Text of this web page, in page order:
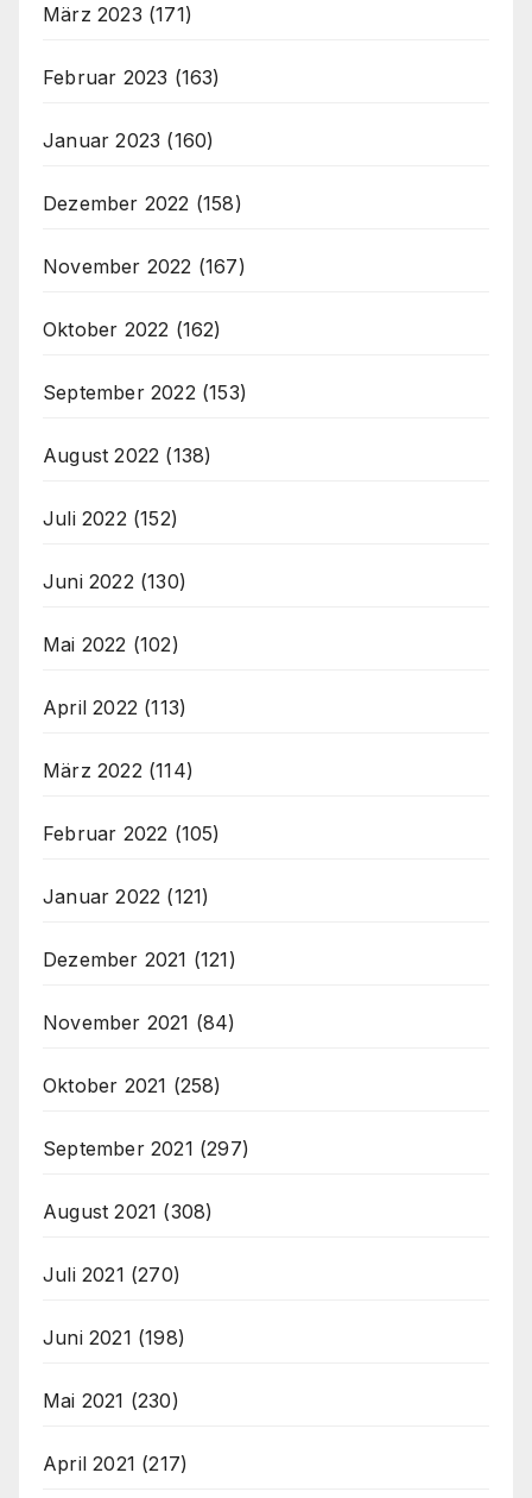
März 2023 (171)
Februar 2023 (163)
Januar 2023 (160)
Dezember 2022 (158)
November 2022 (167)
Oktober 2022 (162)
September 2022 (153)
August 2022 (138)
Juli 2022 (152)
Juni 2022 (130)
Mai 2022 (102)
April 2022 (113)
März 2022 (114)
Februar 2022 (105)
Januar 2022 (121)
Dezember 2021 (121)
November 2021 (84)
Oktober 2021 (258)
September 2021 (297)
August 2021 (308)
Juli 2021 (270)
Juni 2021 (198)
Mai 2021 (230)
April 2021 (217)